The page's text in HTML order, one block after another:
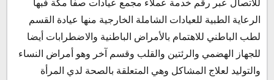
الرعاية الطبية للعيادات الشاملة الخارجية منها عيادة القسم
لطب الباطني للاهتمام بالأمراض الباطنية والاضطرابات أيضا
للجهاز الهضمي والرئتين والقلب وقسم آخر وهو أمراض النساء
والتوليد لعلاج المشاكل وهي المتعلقة بالصحة لدي المرأة